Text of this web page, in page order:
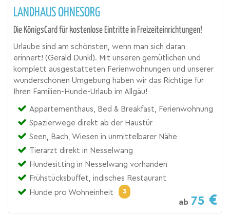
LANDHAUS OHNESORG
Die KönigsCard für kostenlose Eintritte in Freizeiteinrichtungen!
Urlaube sind am schönsten, wenn man sich daran
erinnert! (Gerald Dunkl). Mit unseren gemütlichen und
komplett ausgestatteten Ferienwohnungen und unserer
wunderschönen Umgebung haben wir das Richtige für
Ihren Familien-Hunde-Urlaub im Allgäu!
Appartementhaus, Bed & Breakfast, Ferienwohnung
Spazierwege direkt ab der Haustür
Seen, Bach, Wiesen in unmittelbarer Nähe
Tierarzt direkt in Nesselwang
Hundesitting in Nesselwang vorhanden
Frühstücksbuffet, indisches Restaurant
Hunde pro Wohneinheit
3
ab 75